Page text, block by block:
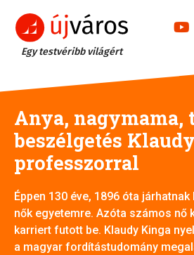
Egy testvéribb világért
Anya, nagymama,
beszélgetés
professzorral
Éppen 130 éve, 1896 óta
nők egyetemre. Azóta számos nő
karriert futott be. Klaudy Kinga
a magyar fordítástudomány